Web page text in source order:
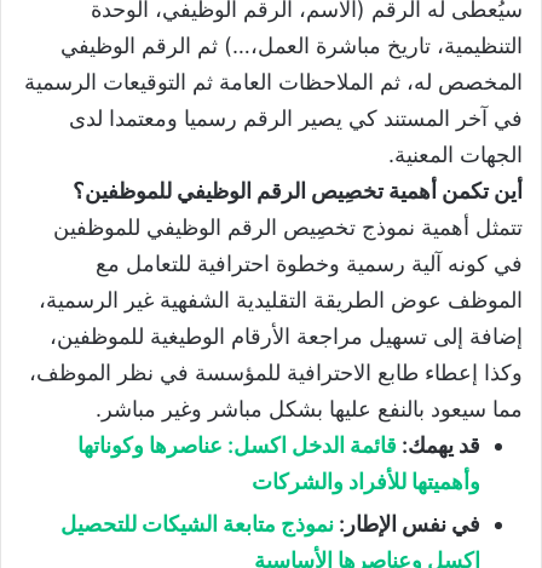
سيُعطى له الرقم (الاسم، الرقم الوظيفي، الوحدة
التنظيمية، تاريخ مباشرة العمل،…) ثم الرقم الوظيفي
المخصص له، ثم الملاحظات العامة ثم التوقيعات الرسمية
في آخر المستند كي يصير الرقم رسميا ومعتمدا لدى
الجهات المعنية.
أين تكمن أهمية تخصِيص الرقم الوظيفي للموظفين؟
تتمثل أهمية نموذج تخصِيص الرقم الوظيفي للموظفين
في كونه آلية رسمية وخطوة احترافية للتعامل مع
الموظف عوض الطريقة التقليدية الشفهية غير الرسمية،
إضافة إلى تسهيل مراجعة الأرقام الوطيغية للموظفين،
وكذا إعطاء طابع الاحترافية للمؤسسة في نظر الموظف،
مما سيعود بالنفع عليها بشكل مباشر وغير مباشر.
قد يهمك: قائمة الدخل اكسل: عناصرها وكوناتها
وأهميتها للأفراد والشركات
في نفس الإطار: نموذج متابعة الشيكات للتحصيل
اكسل وعناصرها الأساسية